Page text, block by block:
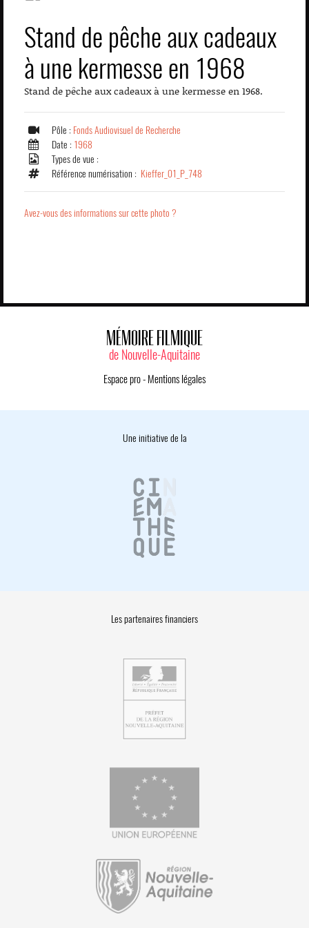
Stand de pêche aux cadeaux
à une kermesse en 1968
Stand de pêche aux cadeaux à une kermesse en 1968.
Pôle : Fonds Audiovisuel de Recherche
Date : 1968
Types de vue :
Référence numérisation : Kieffer_01_P_748
Avez-vous des informations sur cette photo ?
MÉMOIRE FILMIQUE
de Nouvelle-Aquitaine
Espace pro- Mentions légales
Une initiative de la
Les partenaires financiers